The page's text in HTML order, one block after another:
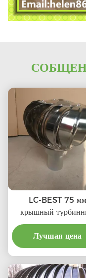
LC-BEST 75 мм
крышный
вентилятор
SS201/SS304/
высокое
коррозионно-
Лучшая цена